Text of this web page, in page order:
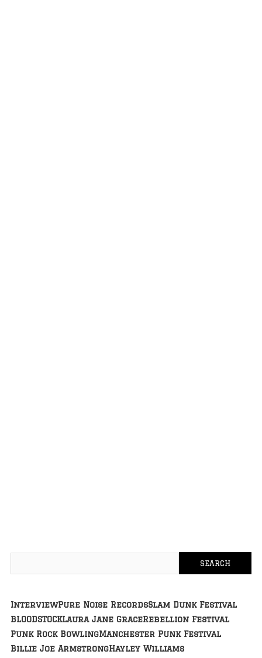
InterviewPure Noise RecordsSlam Dunk Festival
BLOODSTOCKLaura Jane GraceRebellion Festival
Punk Rock BowlingManchester Punk Festival
Billie Joe ArmstrongHayley Williams